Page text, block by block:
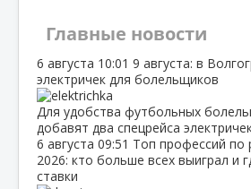
Главные новости
6 августа 10:01 9 августа: в
электричек для болельщиков
Для удобства футбольных
добавят два спецрейса
6 августа 09:51 Топ профессий по
2026: кто больше всех выиграл и
ставки